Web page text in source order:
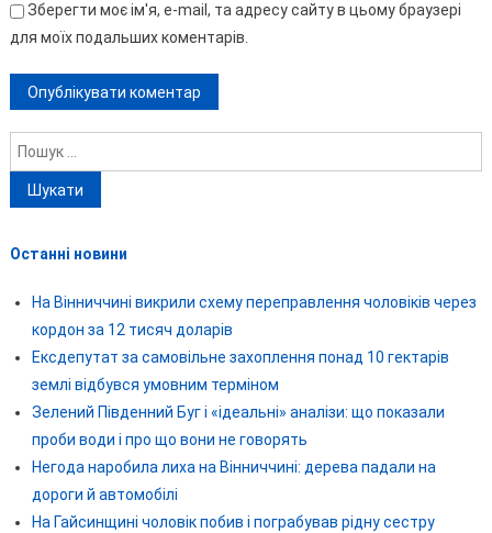
Зберегти моє ім'я, e-mail, та адресу сайту в цьому браузері
для моїх подальших коментарів.
Пошук:
Останні новини
На Вінниччині викрили схему переправлення чоловіків через
кордон за 12 тисяч доларів
Ексдепутат за самовільне захоплення понад 10 гектарів
землі відбувся умовним терміном
Зелений Південний Буг і «ідеальні» аналізи: що показали
проби води і про що вони не говорять
Негода наробила лиха на Вінниччині: дерева падали на
дороги й автомобілі
На Гайсинщині чоловік побив і пограбував рідну сестру